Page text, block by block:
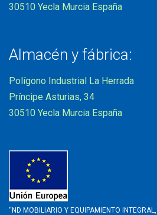
30510 Yecla Murcia España
Almacén y fábrica:
Polígono Industrial La Herrada
Príncipe Asturias, 34
30510 Yecla Murcia España
“ND MOBILIARIO Y EQUIPAMIENTO